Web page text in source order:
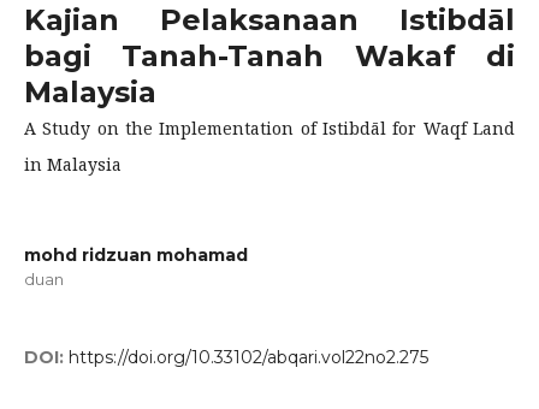
Kajian Pelaksanaan Istibdāl
bagi Tanah-Tanah Wakaf di
Malaysia
A Study on the Implementation of Istibdāl for Waqf Land
in Malaysia
mohd ridzuan mohamad
duan
DOI: https://doi.org/10.33102/abqari.vol22no2.275